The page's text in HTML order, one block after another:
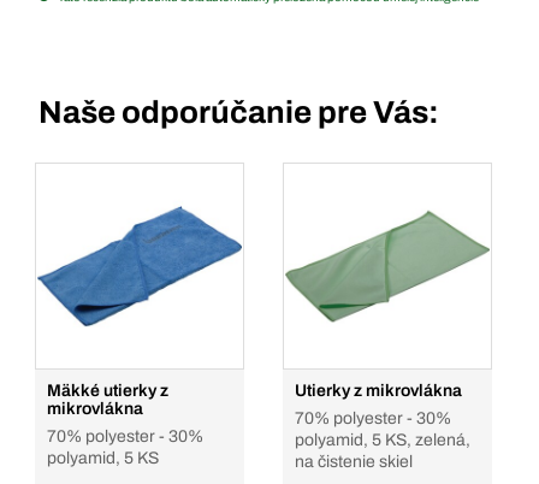
Naše odporúčanie pre Vás:
Mäkké utierky z
mikrovlákna
70% polyester - 30%
polyamid, 5 KS
Utierky z mikrovlákna
70% polyester - 30%
polyamid, 5 KS, zelená,
na čistenie skiel